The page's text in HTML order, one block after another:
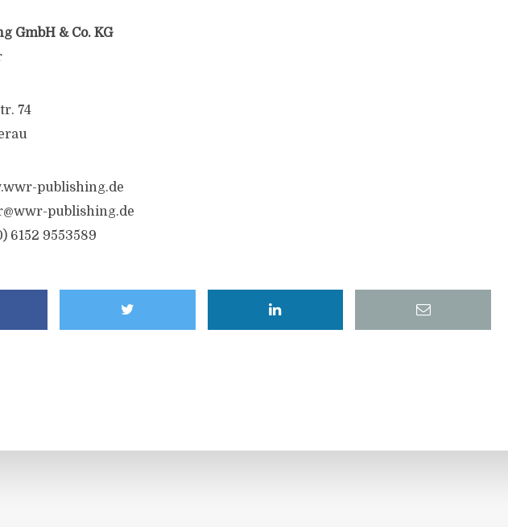
GmbH & Co. KG
74
publishing.de
publishing.de
6152 9553589